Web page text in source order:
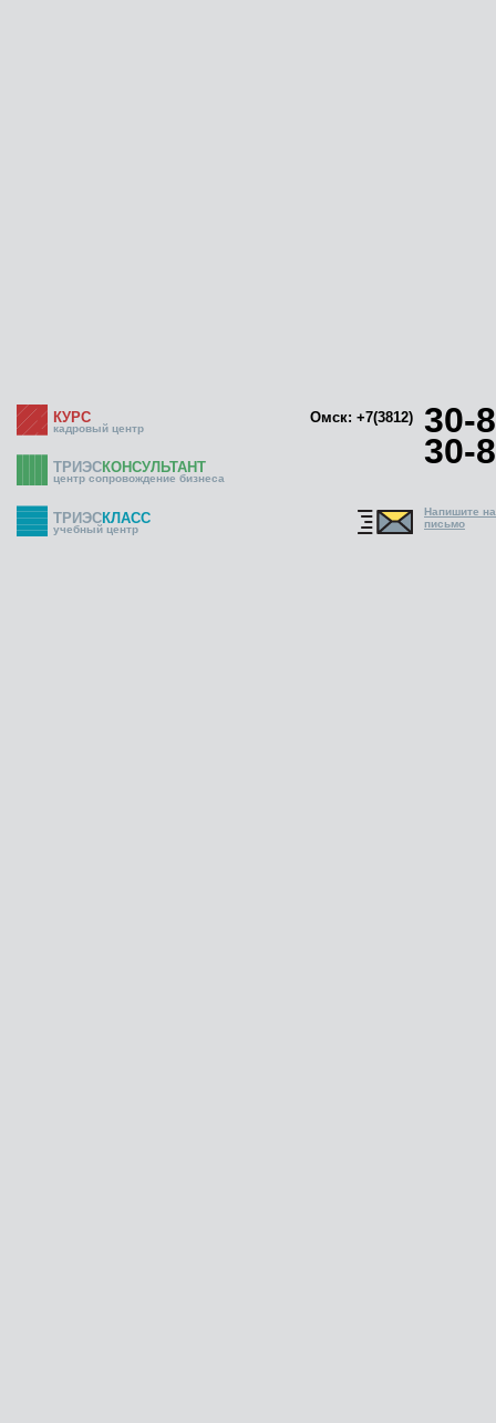
КУРС
кадровый центр
Омск: +7(3812) 30-
30-
ТРИЭСКОНСУЛЬТАНТ
центр сопровождение бизнеса
ТРИЭСКЛАСС
учебный центр
Напишите
письмо